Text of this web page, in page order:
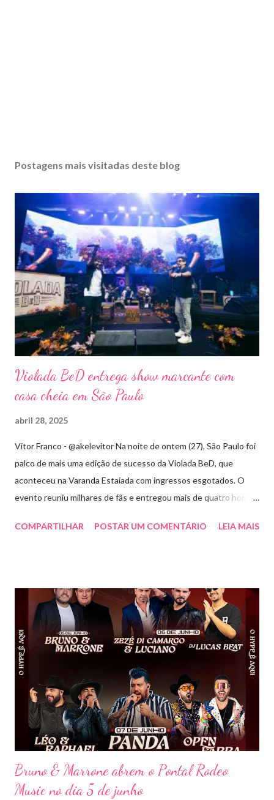
Postagens mais visitadas deste blog
Violada BeD entrega show marcante com
casa cheia em São Paulo
abril 28, 2025
Vitor Franco - @akelevitor Na noite de ontem (27), São Paulo foi
palco de mais uma edição de sucesso da Violada BeD, que
aconteceu na Varanda Estaiada com ingressos esgotados. O
evento reuniu milhares de fãs e entregou mais de quatro horas
de hits, Bruninho & Davi incendiaram o palco e contaram com
única, com o público cantando junto do início ao fim. Criado em
2018, o projeto Violada BeD se tornou uma verdadeira marca
registrada da carreira da dupla, oferecendo ao público um show
imersivo, com horas de duração, que mistura grandes clássicos
do sertanejo com homenagens a outros gêneros. No palco,
Bruninho & Davi transitam com naturalidade entre os seus hits e
releituras de artistas como Sandy & Junior, CPM 22 e
Detonautas, cria...
COMPARTILHAR POSTAR UM COMENTÁRIO LEIA MAIS
Bruno & Marrone abrem o Pontal Rodeo
Music no dia 5 de junho